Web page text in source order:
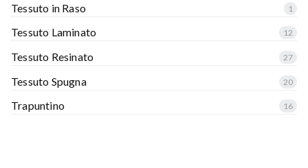
Tessuto in Raso 1
Tessuto Laminato 12
Tessuto Resinato 27
Tessuto Spugna 20
Trapuntino 16